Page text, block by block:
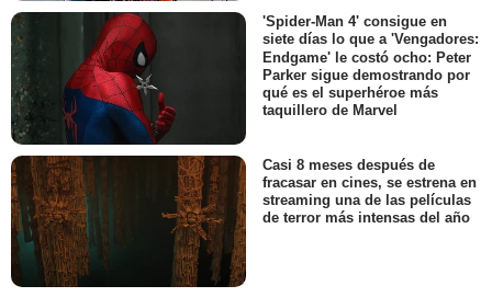
'Spider-Man 4' consigue en
siete días lo que a 'Vengadores:
Endgame' le costó ocho: Peter
Parker sigue demostrando por
qué es el superhéroe más
taquillero de Marvel
Casi 8 meses después de
fracasar en cines, se estrena en
streaming una de las películas
de terror más intensas del año